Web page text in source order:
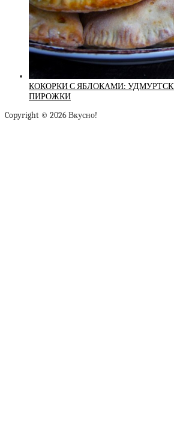
КОКОРКИ С ЯБЛОКАМИ:
ПИРОЖКИ
Copyright © 2026 Вкусно!